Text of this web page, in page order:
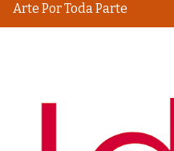
Arte Por Toda Parte